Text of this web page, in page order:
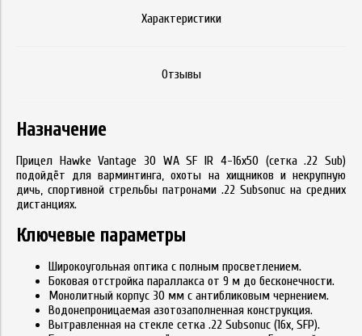
Характеристики
Отзывы
Назначение
Прицел Hawke Vantage 30 WA SF IR 4-16х50 (сетка .22 Sub)
подойдёт для варминтинга, охоты на хищников и некрупную
дичь, спортивной стрельбы патронами .22 Subsonuc на средних
дистанциях.
Ключевые параметры
Широкоугольная оптика с полным просветлением.
Боковая отстройка параллакса от 9 м до бесконечности.
Монолитный корпус 30 мм с антибликовым чернением.
Водонепроницаемая азотозаполненная конструкция.
Вытравленная на стекле сетка .22 Subsonuc (16x, SFP).